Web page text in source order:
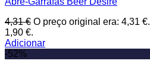
4,31€ O preço original era: 4,31 €.
1,90 €.
Adicionar
-52%